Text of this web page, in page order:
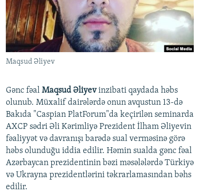
FOTOQALEREYA
İNFOQRAFIKA
KARIKATURA
OXU ZALI
AZƏRBAYCAN ƏDƏBIYYATI KITABXANASI
İSLAM VƏ DEMOKRATIYA
HAQQIMIZDA
MISSIYAMIZ
PEŞƏ ETIKASI VƏ JURNALISTIKA STANDARTLARIMIZ
BIZIMLƏ ƏLAQƏ
XƏBƏR BÜLLETENLƏRIMIZ
BIZI IZLƏ
Maqsud Əliyev
Gənc fəal Maqsud Əliyevinzibati qaydada həbs
olunub. Müxalif dairələrdə onun avqustun 13-də
Bakıda "Caspian PlatForum"da keçirilən seminarda
AXCP sədri Əli Kərimliyə Prezident İlham Əliyevin
fəaliyyət və davranışı barədə sual verməsinə görə
həbs olunduğu iddia edilir. Həmin sualda gənc fəal
Azərbaycan prezidentinin bəzi məsələlərdə Türkiyə
və Ukrayna prezidentlərini təkrarlamasından bəhs
edilir.